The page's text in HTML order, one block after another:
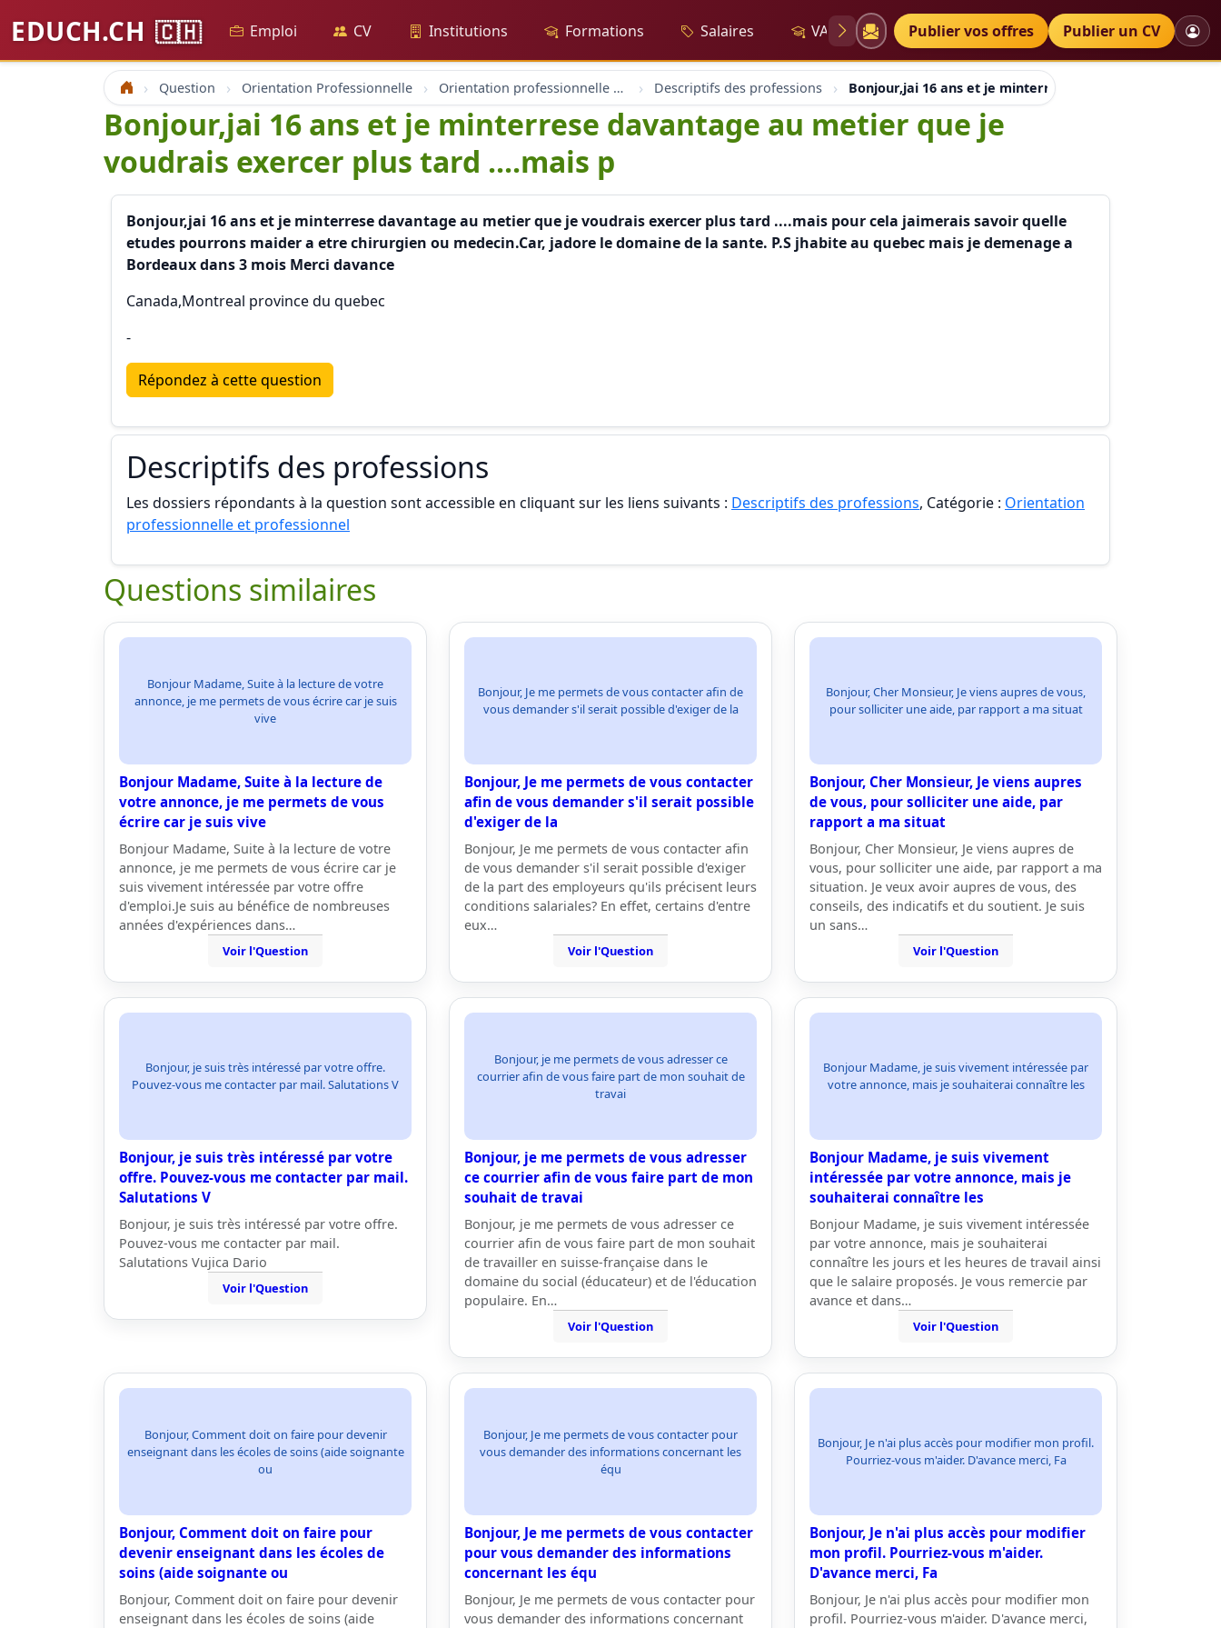
EDUCH.CH 🇨🇭 Emploi CV Institutions Formations Salaires VAE Diplômes Petites annonces
Publier vos offres Publier un CV
Accueil Question Orientation Professionnelle Orientation professionnelle et professionnel Descriptifs des professions Bonjour,jai 16 ans et je minterrese davantage au
Bonjour,jai 16 ans et je minterrese davantage au metier que je
voudrais exercer plus tard ....mais p
Bonjour,jai 16 ans et je minterrese davantage au metier que je voudrais exercer plus tard ....mais pour cela jaimerais savoir quelle
etudes pourrons maider a etre chirurgien ou medecin.Car, jadore le domaine de la sante. P.S jhabite au quebec mais je demenage a
Bordeaux dans 3 mois Merci davance
Canada,Montreal province du quebec
-
Répondez à cette question
Descriptifs des professions
Les dossiers répondants à la question sont accessible en cliquant sur les liens suivants : Descriptifs des professions, Catégorie : Orientation
professionnelle et professionnel
Questions similaires
Bonjour Madame, Suite à la lecture de votre
annonce, je me permets de vous écrire car je suis
vive
Bonjour Madame, Suite à la lecture de
votre annonce, je me permets de vous
écrire car je suis vive
Bonjour Madame, Suite à la lecture de votre
annonce, je me permets de vous écrire car je
suis vivement intéressée par votre offre
d'emploi.Je suis au bénéfice de nombreuses
années d'expériences dans…
Voir l'Question
Bonjour, Je me permets de vous contacter afin de
vous demander s'il serait possible d'exiger de la
Bonjour, Je me permets de vous contacter
afin de vous demander s'il serait possible
d'exiger de la
Bonjour, Je me permets de vous contacter afin
de vous demander s'il serait possible d'exiger
de la part des employeurs qu'ils précisent leurs
conditions salariales? En effet, certains d'entre
eux…
Voir l'Question
Bonjour, Cher Monsieur, Je viens aupres de vous,
pour solliciter une aide, par rapport a ma situat
Bonjour, Cher Monsieur, Je viens aupres
de vous, pour solliciter une aide, par
rapport a ma situat
Bonjour, Cher Monsieur, Je viens aupres de
vous, pour solliciter une aide, par rapport a ma
situation. Je veux avoir aupres de vous, des
conseils, des indicatifs et du soutient. Je suis
un sans…
Voir l'Question
Bonjour, je suis très intéressé par votre offre.
Pouvez-vous me contacter par mail. Salutations V
Bonjour, je suis très intéressé par votre
offre. Pouvez-vous me contacter par mail.
Salutations V
Bonjour, je suis très intéressé par votre offre.
Pouvez-vous me contacter par mail.
Salutations Vujica Dario
Voir l'Question
Bonjour, je me permets de vous adresser ce
courrier afin de vous faire part de mon souhait de
travai
Bonjour, je me permets de vous adresser
ce courrier afin de vous faire part de mon
souhait de travai
Bonjour, je me permets de vous adresser ce
courrier afin de vous faire part de mon souhait
de travailler en suisse-française dans le
domaine du social (éducateur) et de l'éducation
populaire. En…
Voir l'Question
Bonjour Madame, je suis vivement intéressée par
votre annonce, mais je souhaiterai connaître les
Bonjour Madame, je suis vivement
intéressée par votre annonce, mais je
souhaiterai connaître les
Bonjour Madame, je suis vivement intéressée
par votre annonce, mais je souhaiterai
connaître les jours et les heures de travail ainsi
que le salaire proposés. Je vous remercie par
avance et dans…
Voir l'Question
Bonjour, Comment doit on faire pour devenir
enseignant dans les écoles de soins (aide soignante
ou
Bonjour, Comment doit on faire pour
devenir enseignant dans les écoles de
soins (aide soignante ou
Bonjour, Comment doit on faire pour devenir
enseignant dans les écoles de soins (aide
Bonjour, Je me permets de vous contacter pour
vous demander des informations concernant les
équ
Bonjour, Je me permets de vous contacter
pour vous demander des informations
concernant les équ
Bonjour, Je me permets de vous contacter pour
vous demander des informations concernant
Bonjour, Je n'ai plus accès pour modifier mon profil.
Pourriez-vous m'aider. D'avance merci, Fa
Bonjour, Je n'ai plus accès pour modifier
mon profil. Pourriez-vous m'aider.
D'avance merci, Fa
Bonjour, Je n'ai plus accès pour modifier mon
profil. Pourriez-vous m'aider. D'avance merci,